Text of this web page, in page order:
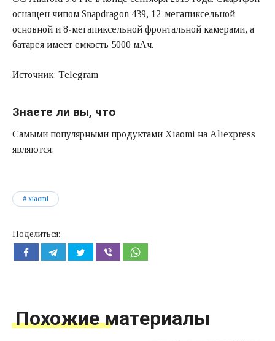
оснащен чипом Snapdragon 439, 12-мегапиксельной
основной и 8-мегапиксельной фронтальной камерами, а
батарея имеет емкость 5000 мАч.
Источник: Telegram
Знаете ли вы, что
Самыми популярными продуктами Xiaomi на Aliexpress
являются:
xiaomi
Поделиться:
Похожие материалы